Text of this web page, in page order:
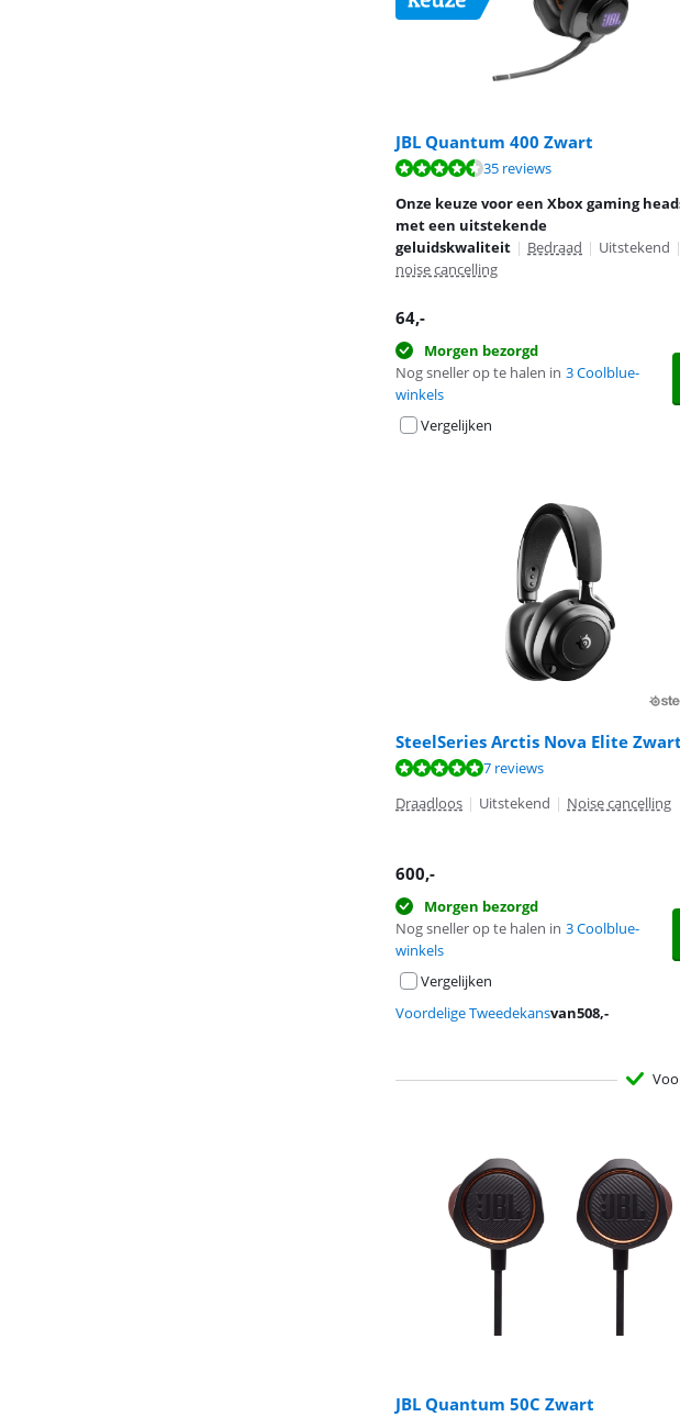
JBL Quantum 400 Zwart
Beoordeling is 8,8 van de 10, gebaseerd op
35 reviews
Onze keuze voor een Xbox gaming
met een uitstekende
geluidskwaliteit | Bedraad | Uitstekend |
noise cancelling
64,-
Morgen bezorgd
Nog sneller op te halen in 3 Coolblue-
winkels
Vergelijken
Beoordeling is 9,3 van de 10, gebaseerd op
Beoordeling is 8,7 van de 10, gebaseerd op
SteelSeries Arctis Nova Elite Zwart
Beoordeling is 9,8 van de 10, gebaseerd op 7
7 reviews
Draadloos | Uitstekend | Noise cancelling
600,-
Morgen bezorgd
Nog sneller op te halen in 3 Coolblue-
winkels
Vergelijken
Voordelige Tweedekansvan508,-
Beoordeling is 9,4 van de 10, gebaseerd op 2
Beoordeling is 9,1 van de 10, gebaseerd op
JBL Quantum 50C Zwart